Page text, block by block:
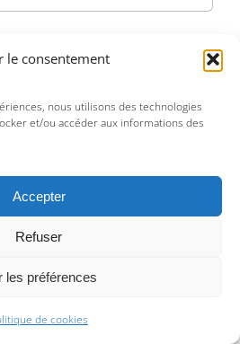
le consentement
nous utilisons des technologies
et/ou accéder aux informations des
Accepter
Refuser
les préférences
de cookies